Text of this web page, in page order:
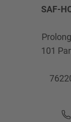
SAF-
101